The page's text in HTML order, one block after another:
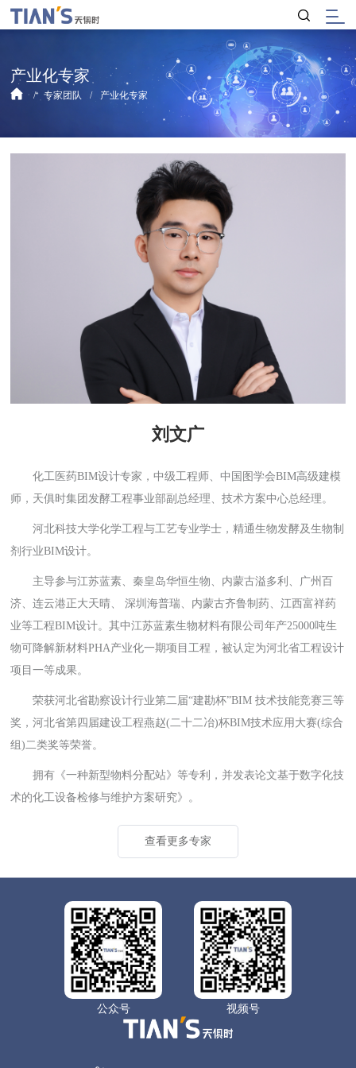
产业化专家
专家团队 产业化专家
刘文广
化工医药BIM设计专家，中级工程师、中国图学会BIM高级建模
师，天俱时集团发酵工程事业部副总经理、技术方案中心总经理。
河北科技大学化学工程与工艺专业学士，精通生物发酵及生物制
剂行业BIM设计。
主导参与江苏蓝素、秦皇岛华恒生物、内蒙古溢多利、广州百
济、连云港正大天晴、 深圳海普瑞、内蒙古齐鲁制药、江西富祥药
业等工程BIM设计。其中江苏蓝素生物材料有限公司年产25000吨生
物可降解新材料PHA产业化一期项目工程，被认定为河北省工程设计
项目一等成果。
荣获河北省勘察设计行业第二届“建勘杯”BIM 技术技能竞赛三等
奖，河北省第四届建设工程燕赵(二十二冶)杯BIM技术应用大赛(综合
组)二类奖等荣誉。
拥有《一种新型物料分配站》等专利，并发表论文基于数字化技
术的化工设备检修与维护方案研究》。
查看更多专家
公众号 视频号